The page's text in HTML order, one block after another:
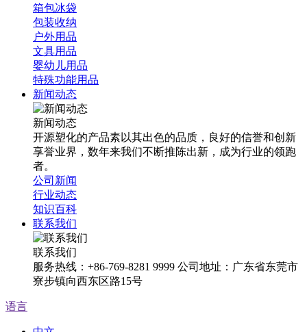
箱包冰袋
包装收纳
户外用品
文具用品
婴幼儿用品
特殊功能用品
新闻动态
新闻动态
开源塑化的产品素以其出色的品质，良好的信誉和创新
享誉业界，数年来我们不断推陈出新，成为行业的领跑
者。
公司新闻
行业动态
知识百科
联系我们
联系我们
服务热线：+86-769-8281 9999 公司地址：广东省东莞市
寮步镇向西东区路15号
语言